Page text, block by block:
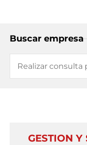
Buscar empresa
GESTION Y